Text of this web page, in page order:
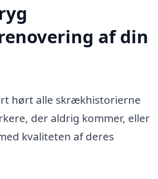
af din
hørt alle skrækhistorierne
der aldrig kommer, eller
kvaliteten af deres